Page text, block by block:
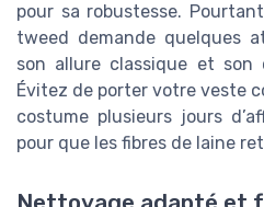
pour sa robustesse.
tweed demande quelques
son allure classique et
Évitez de porter votre veste
costume plusieurs jours
pour que les fibres de laine